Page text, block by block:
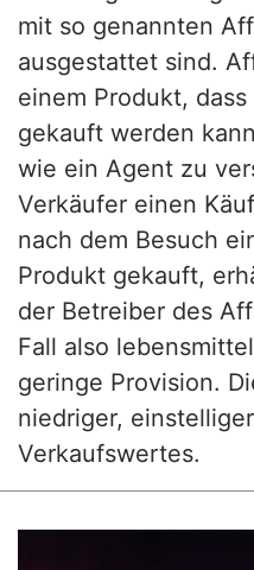
mit so genannten
ausgestattet sind.
einem Produkt,
gekauft werden
wie ein Agent zu
Verkäufer einen
nach dem Besuch
Produkt gekauft,
der Betreiber des
Fall also
geringe Provision.
niedriger,
Verkaufswertes.